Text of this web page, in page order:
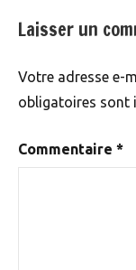
Laisser un
Votre adresse e-
obligatoires sont
Commentaire *